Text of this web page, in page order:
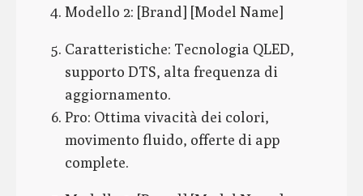
Modello 2: [Brand] [Model Name]
Caratteristiche: Tecnologia QLED,
supporto DTS, alta frequenza di
aggiornamento.
Pro: Ottima vivacità dei colori,
movimento fluido, offerte di app
complete.